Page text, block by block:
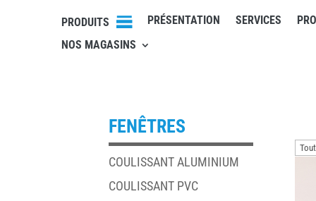
PRODUITS PRÉSENTATION SERVICES
NOS MAGASINS
FENÊTRES
COULISSANT ALUMINIUM
COULISSANT PVC